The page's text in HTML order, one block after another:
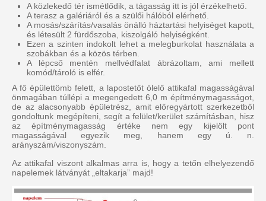
A közlekedő tér ismétlődik, a tágasság itt is jól érzékelhető.
A terasz a galériáról és a szülői hálóból elérhető.
A mosás/szárítás/vasalás önálló háztartási helyiséget kapott,
és létesült 2 fürdőszoba, kiszolgáló helyiségként.
Ezen a szinten indokolt lehet a melegburkolat használata a
szobákban és a közös térben.
A lépcső mentén mellvédfalat ábrázoltam, ami mellett
komód/tároló is elfér.
A fő épülettömb felett, a lapostetőt ölelő attikafal magasságával
önmagában túllépi a megengedett 6,0 m építménymagasságot,
de az alacsonyabb épületrész, amit előregyártott szerkezetből
gondoltunk megépíteni, segít a felület/kerület számításban, hisz
az építménymagasság értéke nem egy kijelölt pont
magasságával egyezik meg, hanem egy ú. n.
arányszám/viszonyszám.
Az attikafal viszont alkalmas arra is, hogy a tetőn elhelyezendő
napelemek látványát „eltakarja” majd!